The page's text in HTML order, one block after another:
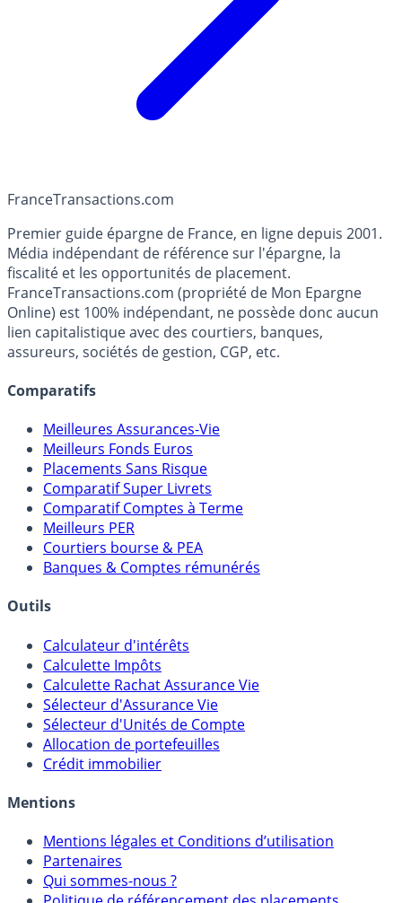
FranceTransactions.com
Premier guide épargne de France, en ligne depuis 2001.
Média indépendant de référence sur l'épargne, la
fiscalité et les opportunités de placement.
FranceTransactions.com (propriété de Mon Epargne
Online) est 100% indépendant, ne possède donc aucun
lien capitalistique avec des courtiers, banques,
assureurs, sociétés de gestion, CGP, etc.
Comparatifs
Meilleures Assurances-Vie
Meilleurs Fonds Euros
Placements Sans Risque
Comparatif Super Livrets
Comparatif Comptes à Terme
Meilleurs PER
Courtiers bourse & PEA
Banques & Comptes rémunérés
Outils
Calculateur d'intérêts
Calculette Impôts
Calculette Rachat Assurance Vie
Sélecteur d'Assurance Vie
Sélecteur d'Unités de Compte
Allocation de portefeuilles
Crédit immobilier
Mentions
Mentions légales et Conditions d’utilisation
Partenaires
Qui sommes-nous ?